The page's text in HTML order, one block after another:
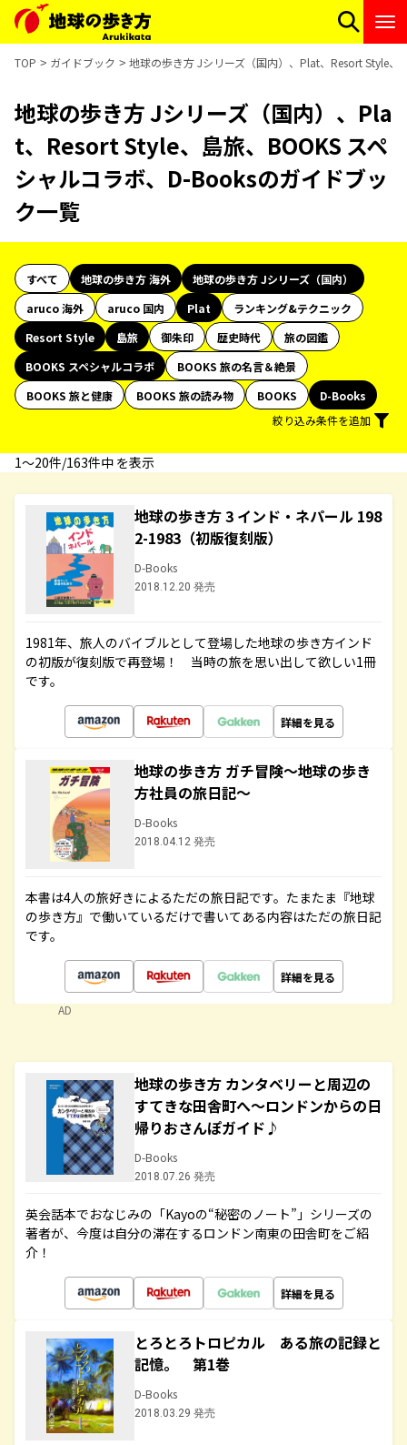
TOP ガイドブック 地球の歩き方 Jシリーズ（国内）、Plat、Resort Style
地球の歩き方 Jシリーズ（国内）、Pla
t、Resort Style、島旅、BOOKS スペ
シャルコラボ、D-Booksのガイドブッ
ク一覧
すべて 地球の歩き方 海外
地球の歩き方 Jシリーズ（国内）
aruco 海外
aruco 国内 Plat
ランキング&テクニック
Resort Style
島旅 御朱印 歴史時代
旅の図鑑
BOOKS スペシャルコラボ
BOOKS 旅の名言＆絶景
BOOKS 旅と健康
BOOKS 旅の読み物 BOOKS
D-Books
絞り込み条件を追加
1〜20件/163件中 を表示
地球の歩き方 3 インド・ネパール 198
2-1983（初版復刻版）
D-Books
2018.12.20 発売
1981年、旅人のバイブルとして登場した地球の歩き方インド
の初版が復刻版で再登場！ 当時の旅を思い出して欲しい1冊
です。
詳細を見る
地球の歩き方 ガチ冒険～地球の歩き
方社員の旅日記～
D-Books
2018.04.12 発売
本書は4人の旅好きによるただの旅日記です。たまたま『地球
の歩き方』で働いているだけで書いてある内容はただの旅日記
です。
詳細を見る
AD
地球の歩き方 カンタベリーと周辺の
すてきな田舎町へ～ロンドンからの日
帰りおさんぽガイド♪
D-Books
2018.07.26 発売
英会話本でおなじみの「Kayoの“秘密のノート”」シリーズの
著者が、今度は自分の滞在するロンドン南東の田舎町をご紹
介！
詳細を見る
とろとろトロピカル ある旅の記録と
記憶。 第1巻
D-Books
2018.03.29 発売